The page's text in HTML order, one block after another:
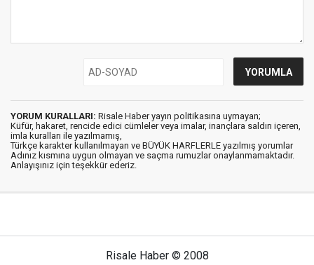
YORUM KURALLARI: Risale Haber yayın politikasına uymayan;
Küfür, hakaret, rencide edici cümleler veya imalar, inançlara saldırı içeren,
imla kuralları ile yazılmamış,
Türkçe karakter kullanılmayan ve BÜYÜK HARFLERLE yazılmış yorumlar
Adınız kısmına uygun olmayan ve saçma rumuzlar onaylanmamaktadır.
Anlayışınız için teşekkür ederiz.
Risale Haber © 2008